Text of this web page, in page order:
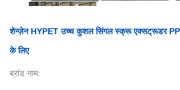
शेन्ज़ेन HYPET उच्च कुशल सिंगल स्क्रू एक्सट्रूडर
के लिए
ब्रांड नाम: